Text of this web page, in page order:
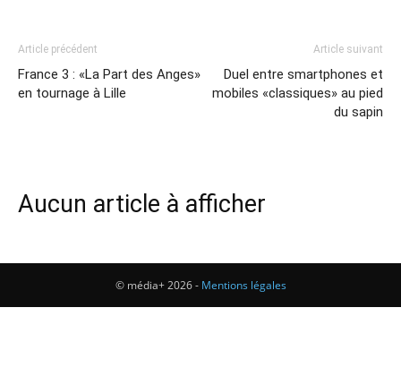
Article précédent
France 3 : «La Part des Anges»
en tournage à Lille
Article suivant
Duel entre smartphones et
mobiles «classiques» au pied
du sapin
Aucun article à afficher
© média+ 2026 - Mentions légales